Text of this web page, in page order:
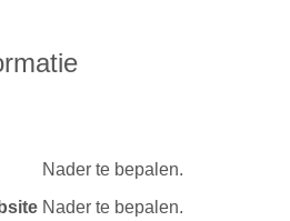
Nader te bepalen.
Nader te bepalen.